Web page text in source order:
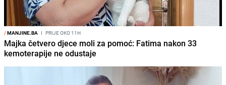
/MANJINE.BA I PRIJE OKO 11H
Majka četvero djece moli za pomoć: Fatima nakon 33
kemoterapije ne odustaje